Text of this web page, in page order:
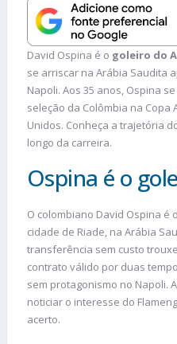
David Ospina é o goleiro do
se arriscar na Arábia Saudita
Napoli. Aos 35 anos, Ospina
seleção da Colômbia na Copa
Unidos. Conheça a trajetória
longo da carreira.
Ospina é o
O colombiano David Ospina é o
cidade de Riade, na Arábia
transferência sem custo
contrato válido por duas
sem protagonismo no Napoli.
noticiar o interesse do
acerto.